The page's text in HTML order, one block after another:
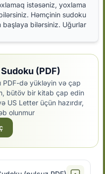
istəsəniz, yoxlama
Həmçinin sudoku
bilərsiniz. Uğurlar!
(PDF)
PDF-də yükləyin və çap
bütöv bir kitab çap edin
US Letter üçün hazırdır,
olunmur.